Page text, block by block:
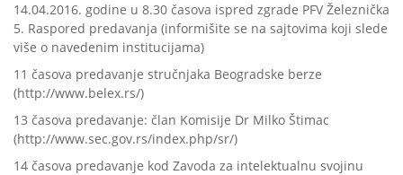
14.04.2016. godine u 8.30 časova ispred zgrade PFV Železnička
5. Raspored predavanja (informišite se na sajtovima koji slede
više o navedenim institucijama)
11 časova predavanje stručnjaka Beogradske berze
(http://www.belex.rs/)
13 časova predavanje: član Komisije Dr Milko Štimac
(http://www.sec.gov.rs/index.php/sr/)
14 časova predavanje kod Zavoda za intelektualnu svojinu